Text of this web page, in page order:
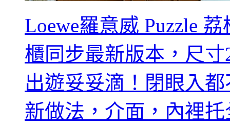
Loewe羅意威 Puzzle
櫃同步最新版本，尺
出遊妥妥滴！閉眼入
新做法，介面，內裡